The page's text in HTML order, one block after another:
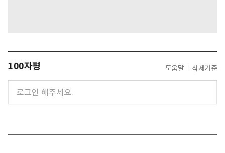
100자평 도움말 삭제기준